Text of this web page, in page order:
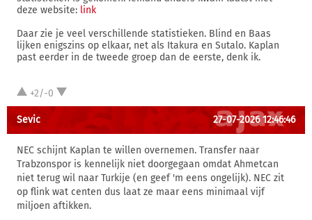
deze website: link
Daar zie je veel verschillende statistieken. Blind en Baas
lijken enigszins op elkaar, net als Itakura en Sutalo. Kaplan
past eerder in de tweede groep dan de eerste, denk ik.
+2/-0
Sevic 27-07-2026 12:46:46
NEC schijnt Kaplan te willen overnemen. Transfer naar
Trabzonspor is kennelijk niet doorgegaan omdat Ahmetcan
niet terug wil naar Turkije (en geef 'm eens ongelijk). NEC zit
op flink wat centen dus laat ze maar eens minimaal vijf
miljoen aftikken.